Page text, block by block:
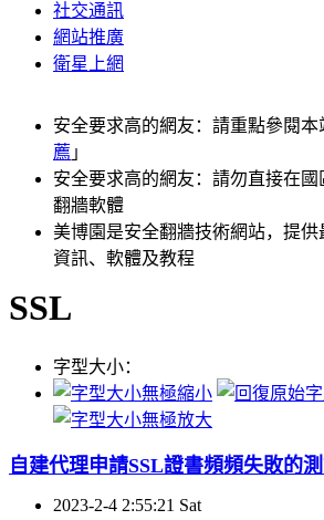
社交通訊
網站推廣
衛星上網
安全要求高的網友：請重點參閱本
薦 ｣
安全要求高的網友：請勿直接在
翻牆軟體
美博園是安全翻牆技術網站，提
資訊、軟體及教程
SSL
字型大小：
自建代理申請SSL證書頻頻失敗的
2023-2-4 2:55:21 Sat